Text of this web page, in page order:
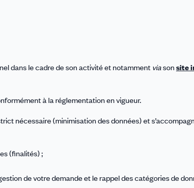
dans le cadre de son activité et notamment viasonsite
à la réglementation en vigueur.
nécessaire (minimisation des données) et
(finalités) ;
de votre demande et le rappel des catégories de